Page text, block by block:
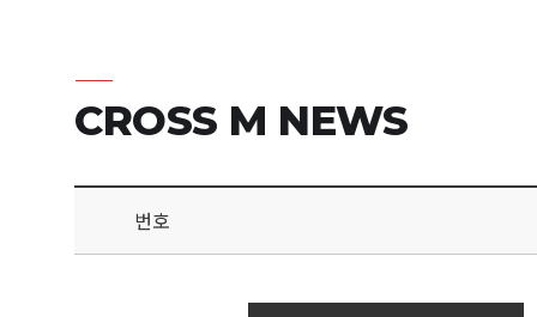
CROSS M NEWS
번호